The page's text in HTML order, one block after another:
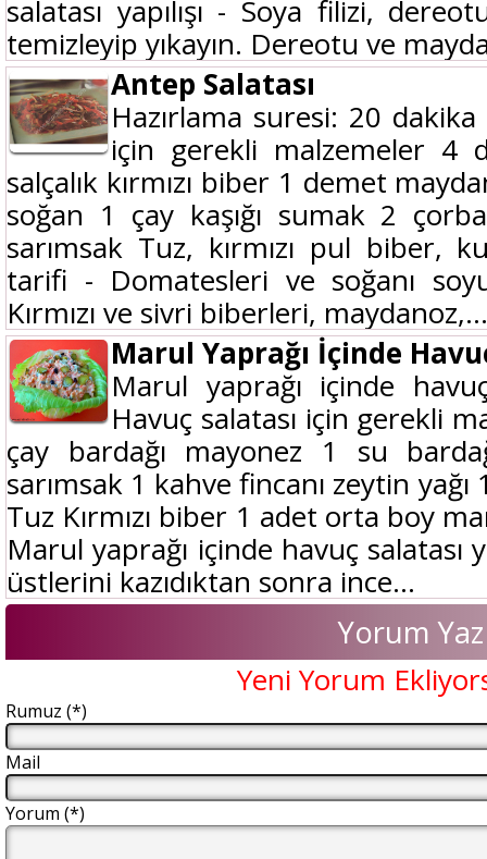
salatası yapılışı - Soya filizi,
temizleyip yıkayın. Dereotu ve
Antep Salatası
Hazırlama suresi: 20
için gerekli malzemeler 4
salçalık kırmızı biber 1 demet
soğan 1 çay kaşığı sumak 2
sarımsak Tuz, kırmızı pul biber,
tarifi - Domatesleri ve soğanı
Kırmızı ve sivri biberleri, maydanoz,...
Marul Yaprağı İçinde
Marul yaprağı içinde
Havuç salatası için gerekli
çay bardağı mayonez 1 su
sarımsak 1 kahve fincanı zeytin yağı
Tuz Kırmızı biber 1 adet orta boy
Marul yaprağı içinde havuç salatası
üstlerini kazıdıktan sonra ince...
Yorum Yaz
Yeni Yorum
Rumuz (*)
Mail
Yorum (*)